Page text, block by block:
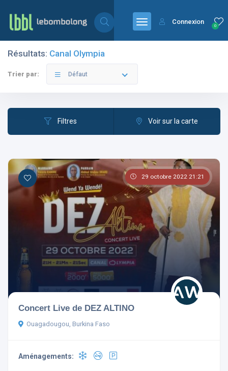
0
Connexion
Filtres Catégories
Les catégories
Télévision
Parking Ascenseur
Résultats: Canal Olympia
Trier par: Défaut
Filtres Voir sur la carte
29 octobre 2022 21:21
Concert Live de DEZ ALTINO
Ouagadougou, Burkina Faso
Aménagements: